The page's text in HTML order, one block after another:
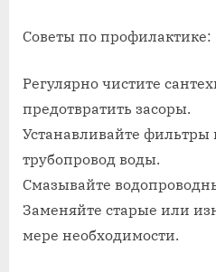
Советы по профилактике:
Регулярно чистите
предотвратить засоры.
Устанавливайте
трубопровод воды.
Смазывайте
Заменяйте старые или
мере необходимости.